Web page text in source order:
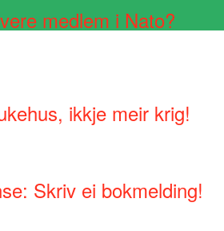
medlem i Nato?
ikkje meir krig!
Skriv ei bokmelding!